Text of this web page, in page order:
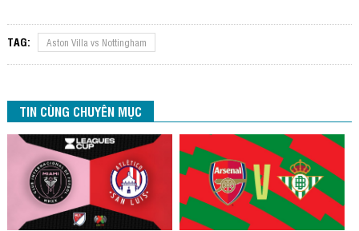
TAG: Aston Villa vs Nottingham
TIN CÙNG CHUYÊN MỤC